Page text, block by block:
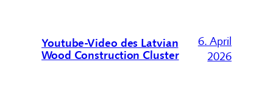
Youtube-Video des Latvian
Wood Construction Cluster
6. April
2026